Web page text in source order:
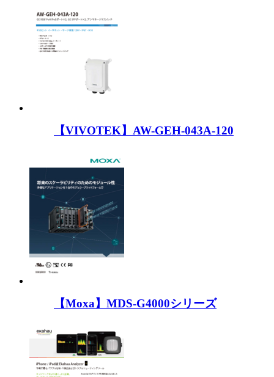
【VIVOTEK】AW-GEH-043A-120
【Moxa】MDS-G4000シリーズ